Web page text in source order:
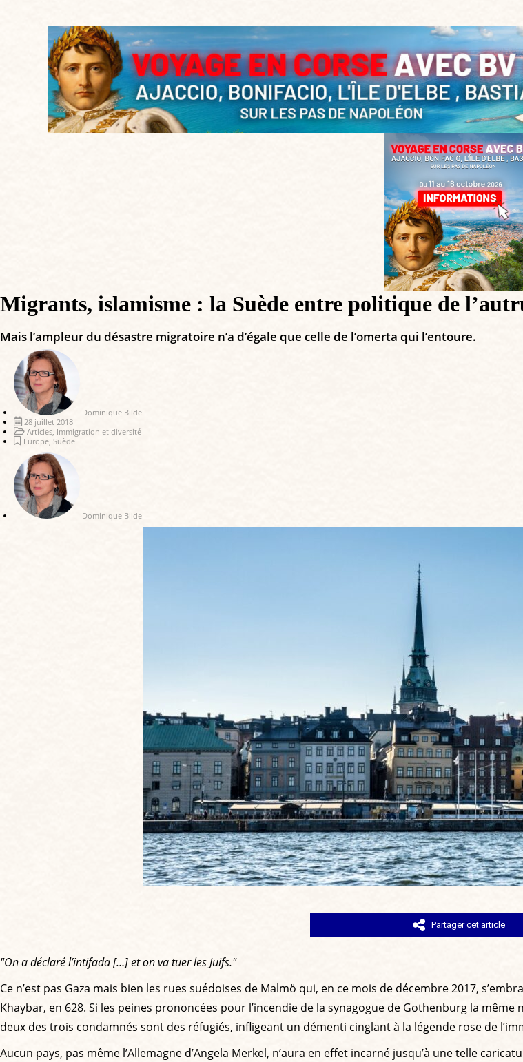
Migrants, islamisme : la Suède entre politique de
Mais l’ampleur du désastre migratoire n’a d’égale que celle de l’omerta qui l’entoure.
Dominique Bilde
28 juillet 2018
Articles, Immigration et diversité
Europe, Suède
Dominique Bilde
Partager cet article
"On a déclaré l’intifada […] et on va tuer les Juifs."
Ce n’est pas Gaza mais bien les rues suédoises de Malmö qui, en ce mois de décembre 2017,
Khaybar, en 628. Si les peines prononcées pour l’incendie de la synagogue de Gothenburg la
deux des trois condamnés sont des réfugiés, infligeant un démenti cinglant à la légende rose de
Aucun pays, pas même l’Allemagne d’Angela Merkel, n’aura en effet incarné jusqu’à une telle